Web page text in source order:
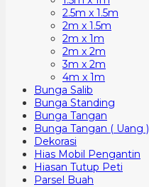
2.5m x 1.5m
2m x 1.5m
2m x 1m
2m x 2m
3m x 2m
4m x 1m
Bunga Salib
Bunga Standing
Bunga Tangan
Bunga Tangan ( Uang )
Dekorasi
Hias Mobil Pengantin
Hiasan Tutup Peti
Parsel Buah